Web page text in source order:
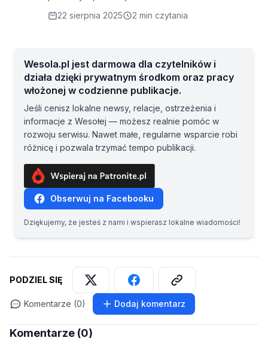
22 sierpnia 2025
2 min czytania
Wesola.pl jest darmowa dla czytelników i
działa dzięki prywatnym środkom oraz pracy
włożonej w codzienne publikacje.
Jeśli cenisz lokalne newsy, relacje, ostrzeżenia i
informacje z Wesołej — możesz realnie pomóc w
rozwoju serwisu. Nawet małe, regularne wsparcie robi
różnicę i pozwala trzymać tempo publikacji.
Obserwuj na Facebooku
Dziękujemy, że jesteś z nami i wspierasz lokalne wiadomości!
PODZIEL SIĘ
Komentarze (0) Dodaj komentarz
Komentarze (0)